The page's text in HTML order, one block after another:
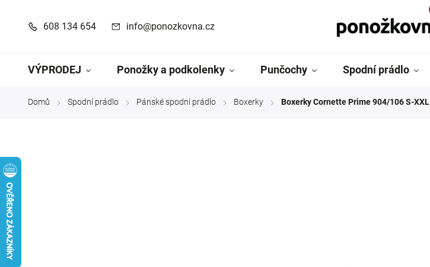
608 134 654 info@ponozkovna.cz
VÝPRODEJ Ponožky a podkolenky Punčochy Spodní prádlo
Domů / Spodní prádlo / Pánské spodní prádlo / Boxerky / Boxerky Cornette Prime 904/106 S-XXL